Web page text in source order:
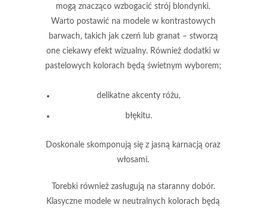
mogą znacząco wzbogacić strój blondynki.
Warto postawić na modele w kontrastowych
barwach, takich jak czerń lub granat– stworzą
one ciekawy efekt wizualny. Również dodatki w
pastelowych kolorach będą świetnym wyborem;
delikatne akcenty różu,
błękitu.
Doskonale skomponują się z jasną karnacją oraz
włosami.
Torebki również zasługują na staranny dobór.
Klasyczne modele w neutralnych kolorach będą